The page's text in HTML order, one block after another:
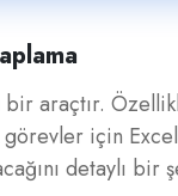
araçtır.
için
detaylı bir